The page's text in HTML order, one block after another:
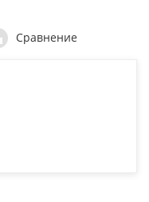
Сравнение